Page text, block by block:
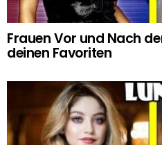
Frauen Vor und Nach
deinen Favoriten